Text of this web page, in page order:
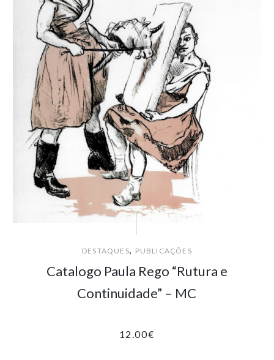
DESTAQUES, PUBLICAÇÕES
Catalogo Paula Rego “Rutura e
Continuidade” – MC
12.00€